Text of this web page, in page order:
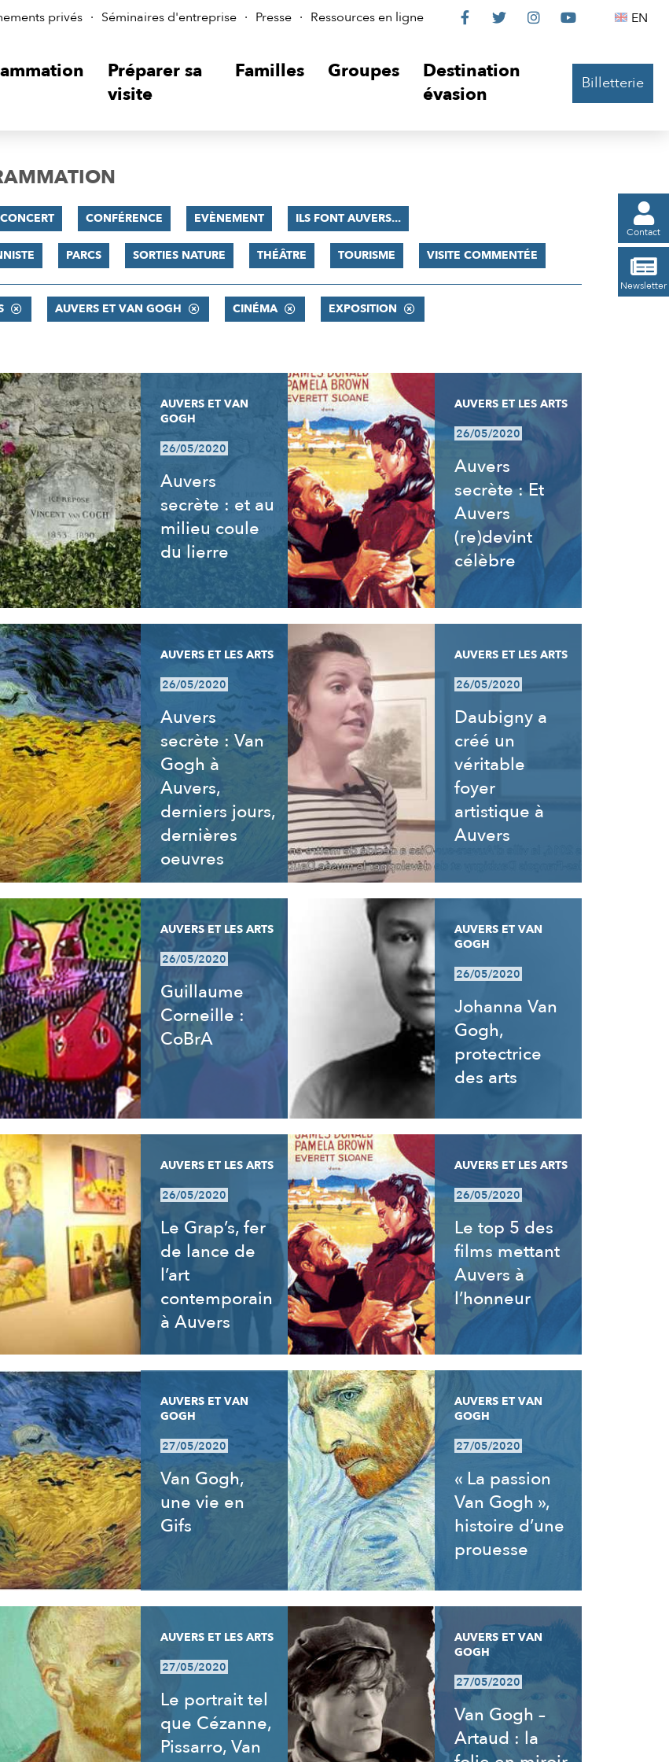
privés Séminaires d'entreprise Presse Ressources en ligne
Le
sur

Le

Le

Le
 EN
Préparer sa
visite
Familles Groupes
Destination
évasion
Billetterie

Contact

Newsletter
CONCERT CONFÉRENCE EVÈNEMENT ILS FONT AUVERS...
PARCS SORTIES NATURE THÉÂTRE TOURISME VISITE COMMENTÉE
AUVERS ET VAN GOGH CINÉMA EXPOSITION
AUVERS ET VAN
GOGH
26/05/2020
Auvers
secrète : et au
milieu coule
du lierre
AUVERS ET LES ARTS
26/05/2020
Auvers
secrète : Et
Auvers
(re)devint
célèbre
AUVERS ET LES ARTS
26/05/2020
Auvers
secrète : Van
Gogh à
Auvers,
derniers jours,
dernières
oeuvres
AUVERS ET LES ARTS
26/05/2020
Daubigny a
créé un
véritable
foyer
artistique à
Auvers
AUVERS ET LES ARTS
26/05/2020
Guillaume
Corneille :
CoBrA
AUVERS ET VAN
GOGH
26/05/2020
Johanna Van
Gogh,
protectrice
des arts
AUVERS ET LES ARTS
26/05/2020
Le Grap’s, fer
de lance de
l’art
contemporain
à Auvers
AUVERS ET LES ARTS
26/05/2020
Le top 5 des
films mettant
Auvers à
l’honneur
AUVERS ET VAN
GOGH
27/05/2020
Van Gogh,
une vie en
Gifs
AUVERS ET VAN
GOGH
27/05/2020
« La passion
Van Gogh »,
histoire d’une
prouesse
AUVERS ET LES ARTS
27/05/2020
Le portrait tel
que Cézanne,
Pissarro, Van
AUVERS ET VAN
GOGH
27/05/2020
Van Gogh –
Artaud : la